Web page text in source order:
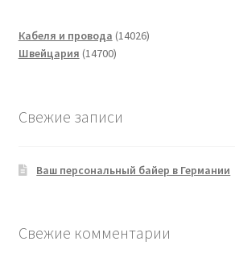
Кабеля и провода 1402614026
Швейцария 1470014700
Свежие записи
Ваш персональный байер в Германии
Свежие комментарии